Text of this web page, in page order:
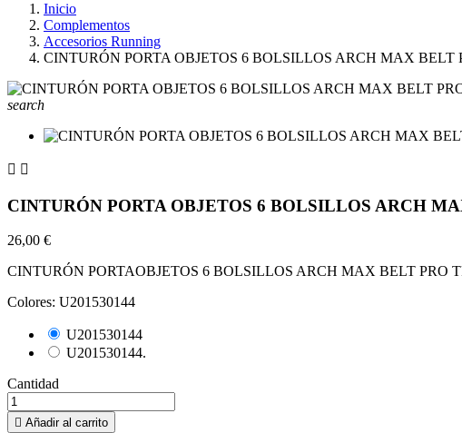
Inicio
Complementos
Accesorios Running
CINTURÓN PORTA OBJETOS 6 BOLSILLOS ARCH MAX BELT
search
 
CINTURÓN PORTA OBJETOS 6 BOLSILLOS ARCH
26,00 €
CINTURÓN PORTAOBJETOS 6 BOLSILLOS ARCH MAX BELT PRO
Colores: U201530144
U201530144
U201530144.
Cantidad
 Añadir al carrito